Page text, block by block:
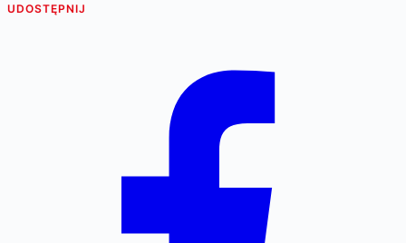
UDOSTĘPNIJ